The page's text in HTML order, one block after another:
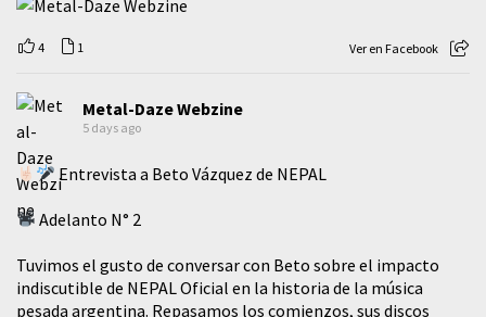
4 1 Ver en Facebook
Metal-Daze Webzine
5 days ago
Entrevista a Beto Vázquez de NEPAL
Adelanto N° 2
Tuvimos el gusto de conversar con Beto sobre el impacto
indiscutible de NEPAL Oficial en la historia de la música
pesada argentina. Repasamos los comienzos, sus discos